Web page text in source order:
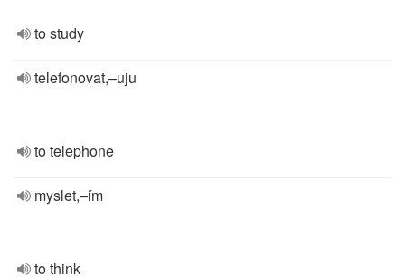
to study
telefonovat,–uju
to telephone
myslet,–ím
to think